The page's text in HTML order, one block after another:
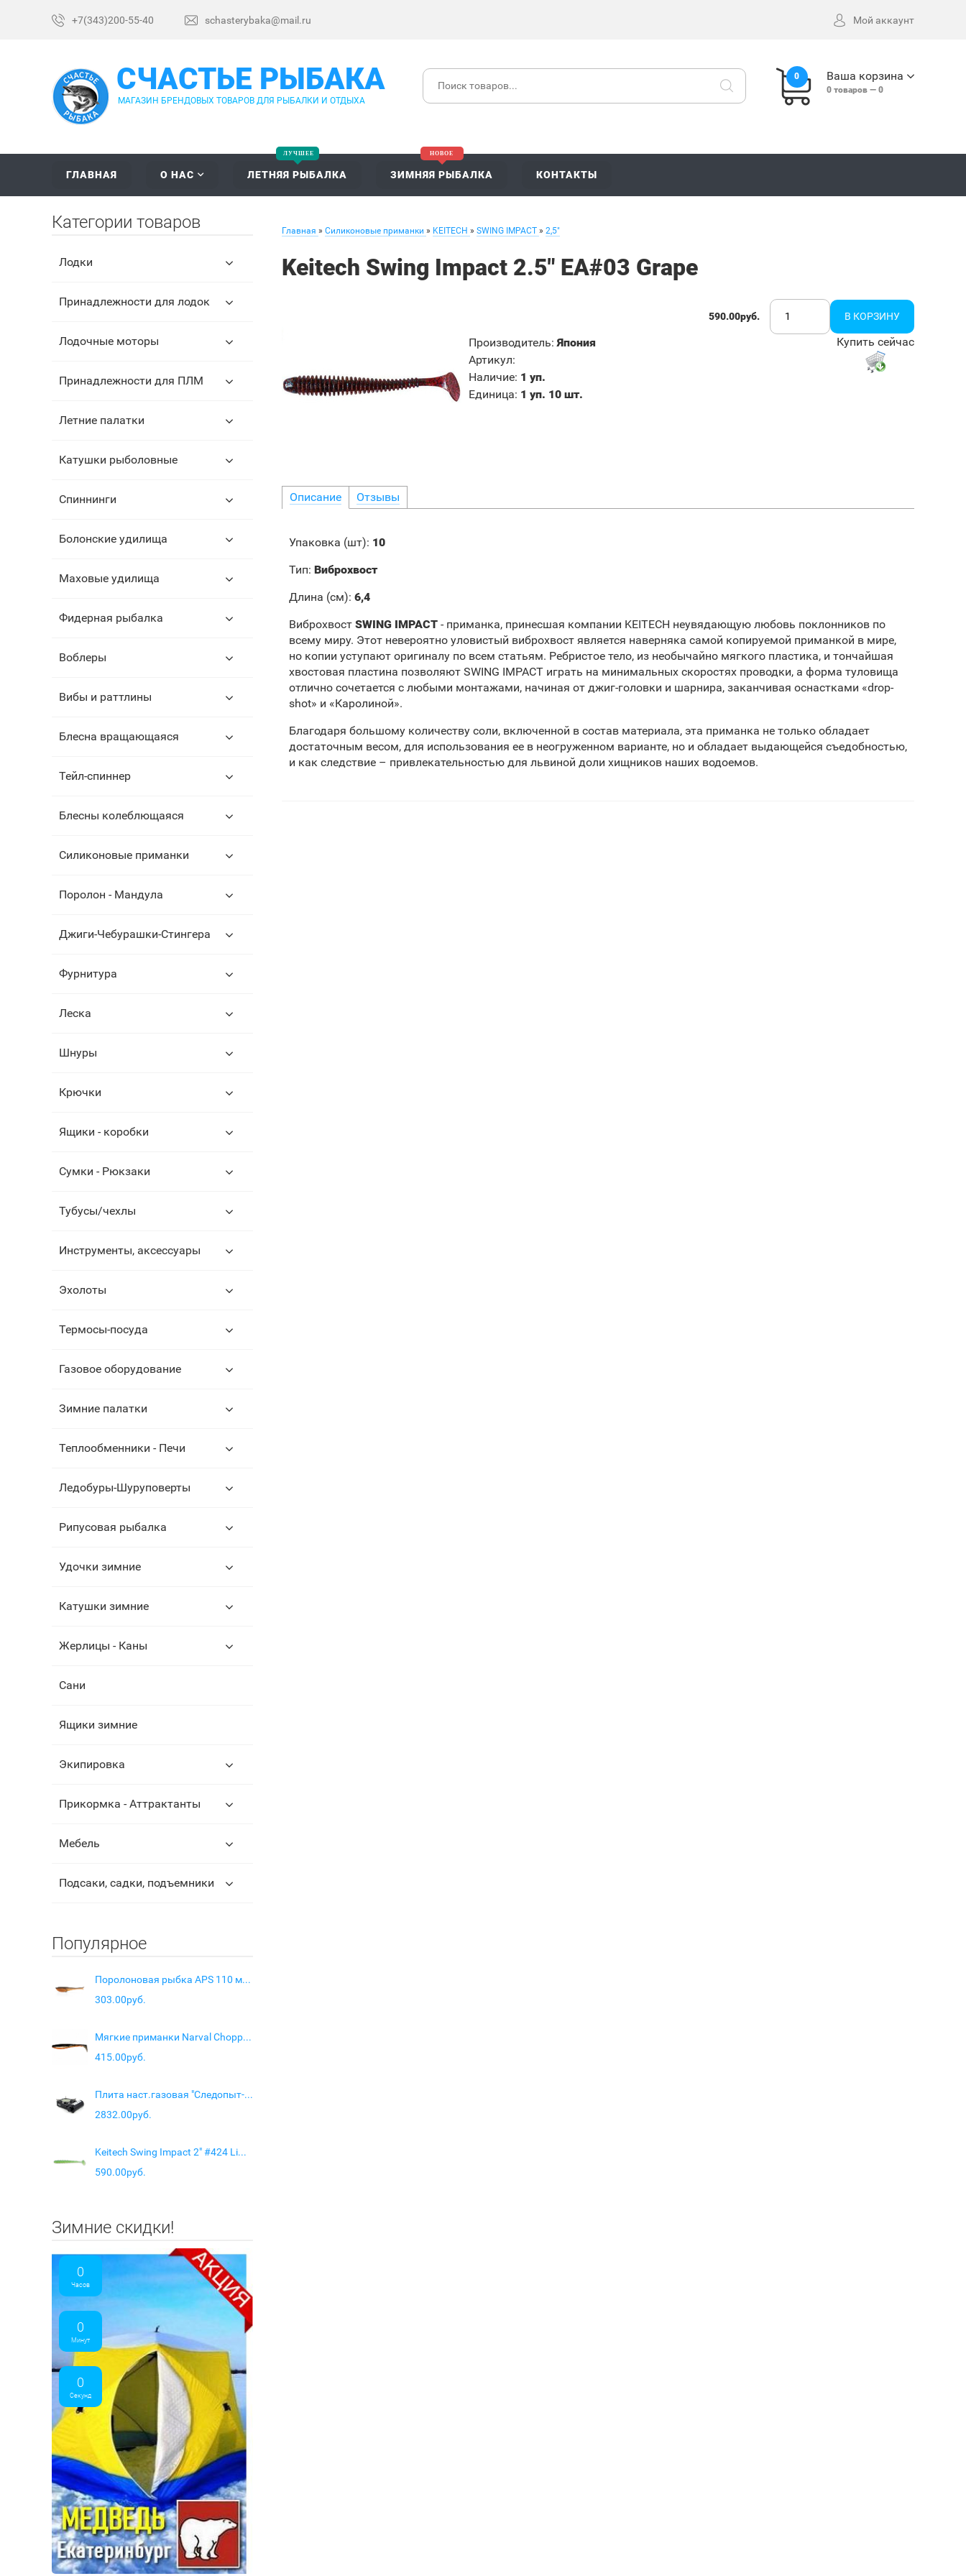
+7(343)200-55-40 schasterybaka@mail.ru Мой аккаунт
СЧАСТЬЕ РЫБАКА
МАГАЗИН БРЕНДОВЫХ ТОВАРОВ ДЛЯ РЫБАЛКИ И ОТДЫХА
0 Ваша корзина
0 товаров — 0
ГЛАВНАЯ О НАС ЛЕТНЯЯ РЫБАЛКА ЗИМНЯЯ РЫБАЛКА КОНТАКТЫ
Главная » Силиконовые приманки » KEITECH » SWING IMPACT » 2,5"
Keitech Swing Impact 2.5" EA#03 Grape
590.00руб.
Производитель: Япония
Артикул:
Наличие: 1 уп.
Единица: 1 уп. 10 шт.
Купить сейчас
Описание Отзывы
Упаковка (шт): 10
Тип: Виброхвост
Длина (см): 6,4
Виброхвост SWING IMPACT - приманка, принесшая компании KEITECH неувядающую любовь поклонников по
всему миру. Этот невероятно уловистый виброхвост является наверняка самой копируемой приманкой в мире,
но копии уступают оригиналу по всем статьям. Ребристое тело, из необычайно мягкого пластика, и тончайшая
хвостовая пластина позволяют SWING IMPACT играть на минимальных скоростях проводки, а форма туловища
отлично сочетается с любыми монтажами, начиная от джиг-головки и шарнира, заканчивая оснастками «drop-
shot» и «Каролиной».
Благодаря большому количеству соли, включенной в состав материала, эта приманка не только обладает
достаточным весом, для использования ее в неогруженном варианте, но и обладает выдающейся съедобностью,
и как следствие – привлекательностью для львиной доли хищников наших водоемов.
Категории товаров
Лодки
Принадлежности для лодок
Лодочные моторы
Принадлежности для ПЛМ
Летние палатки
Катушки рыболовные
Спиннинги
Болонские удилища
Маховые удилища
Фидерная рыбалка
Воблеры
Вибы и раттлины
Блесна вращающаяся
Тейл-спиннер
Блесны колеблющаяся
Силиконовые приманки
Поролон - Мандула
Джиги-Чебурашки-Стингера
Фурнитура
Леска
Шнуры
Крючки
Ящики - коробки
Сумки - Рюкзаки
Тубусы/чехлы
Инструменты, аксессуары
Эхолоты
Термосы-посуда
Газовое оборудование
Зимние палатки
Теплообменники - Печи
Ледобуры-Шуруповерты
Рипусовая рыбалка
Удочки зимние
Катушки зимние
Жерлицы - Каны
Сани
Ящики зимние
Экипировка
Прикормка - Аттрактанты
Мебель
Подсаки, садки, подъемники
Популярное
Поролоновая рыбка APS 110 мм #223 UV (4 шт/упак.)
303.00руб.
Мягкие приманки Narval Choppy Tail 8cm #034-Black Prince
415.00руб.
Плита наст.газовая "Следопыт-Mars" керам.
2832.00руб.
Keitech Swing Impact 2" #424 Lime Chartreuse
590.00руб.
Зимние скидки!
0
Часов
0
Минут
0
Секунд